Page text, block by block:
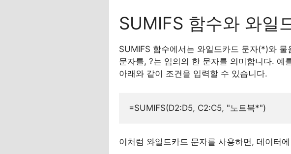
SUMIFS 함수와 와일
SUMIFS 함수에서는 와일드카드 문자(*)와
문자를, ?는 임의의 한 문자를 의미합니다. 예
아래와 같이 조건을 입력할 수 있습니다.
이처럼 와일드카드 문자를 사용하면, 데이터